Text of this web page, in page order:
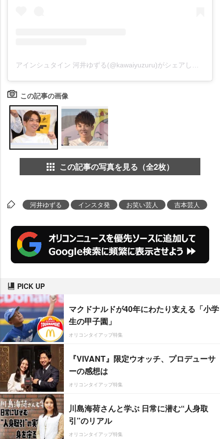
この記事の画像
この記事の写真を見る（全2枚）
河井ゆずる インスタ発 お笑い芸人 吉本芸人
PICK UP
マクドナルドが40年にわたり支える「小学
生の甲子園」
オリコンタイアップ特集
『VIVANT』限定ウオッチ、プロデューサ
ーの感想は
オリコンタイアップ特集
川島海荷さんと学ぶ 日常に潜む“人身取
引”のリアル
オリコンタイアップ特集